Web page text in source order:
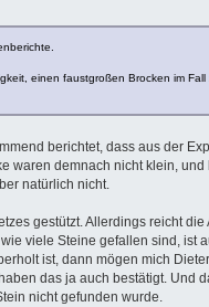
einen faustgroßen Brocken im
berichtet, dass aus der
waren demnach nicht klein,
natürlich nicht.
gestützt. Allerdings reicht
viele Steine gefallen sind, ist
ist, dann mögen mich
das ja auch bestätigt. Und
nicht gefunden wurde.